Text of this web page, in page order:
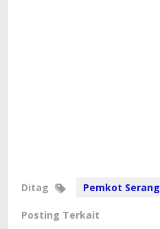
Ditag Pemkot Serang
Posting Terkait